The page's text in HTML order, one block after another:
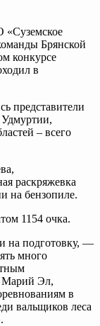
«Суземское
Брянской
конкурсе
в
представители
– всего
раскряжевка
на бензопиле.
1154 очка.
на подготовку, —
много
Марий Эл,
в
вальщиков леса